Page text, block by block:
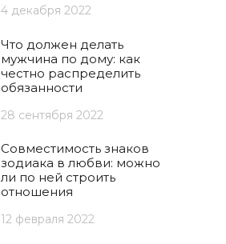
4 декабря 2022
Что должен делать
мужчина по дому: как
честно распределить
обязанности
28 сентября 2022
Совместимость знаков
зодиака в любви: можно
ли по ней строить
отношения
12 февраля 2022